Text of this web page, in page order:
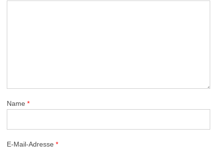
Name *
E-Mail-Adresse *